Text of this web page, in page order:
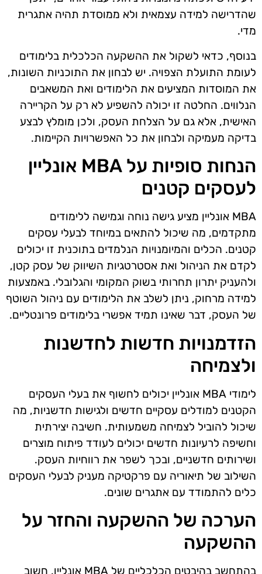
שהדרישה למידה עצמאית ולא ממוסדת תהיה אתגרית
מדי.
בנוסף, כדאי לשקול את ההשקעה הכלכלית בלימודים
לעומת התועלת הצפויה. יש לבחון את התוכניות השונות,
את המוסדות המציעים את הלימודים ואת המשאבים
הנלווים. החלטה זו יכולה להשפיע לא רק על הקריירה
האישית, אלא גם על הצלחת העסק, ולכן מומלץ לבצע
בדיקה מעמיקה ולבחון את כל האפשרויות הקיימות.
הנחות סופיות על MBA אונליין
לעסקים קטנים
MBA אונליין מציע גישה נוחה וגמישה ללימודים
מתקדמים, מה שיכול להתאים במיוחד לבעלי עסקים
קטנים. הכלים והמיומנויות הנלמדים בתוכנית זו יכולים
לקדם את הניהול ואת אסטרטגיות השיווק של עסק קטן,
ולהעניק יתרון תחרותי בשוק המקומי והגלובלי. באמצעות
למידה מרחוק, ניתן לשלב את הלימודים עם ניהול השוטף
של העסק, דבר שאינו תמיד אפשרי בלימודים פרונטליים.
הזדמנויות חדשות לחדשנות
ולצמיחה
לימודי MBA אונליין יכולים לחשוף את בעלי העסקים
הקטנים למודלים עסקיים חדשים ולגישות חדשניות, מה
שיכול להוביל לצמיחה משמעותית. חשיבה יצירתית
וחשיפה לרעיונות חדשים יכולים לעודד פיתוח מוצרים
ושירותים חדשניים, ובכך לשפר את רווחיות העסק.
השילוב של תיאוריה עם פרקטיקה מעניק לבעלי העסקים
כלים להתמודד עם אתגרים שונים.
הערכה של ההשקעה והחזר על
ההשקעה
בהתחשב בהיבטים הכלכליים של MBA אונליין, חשוב